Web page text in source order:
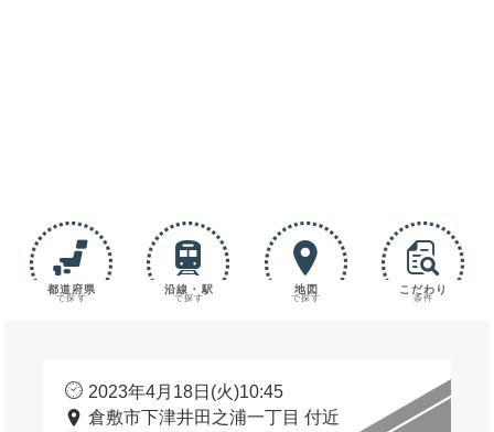
都道府県
で探す
沿線・駅
で探す
地図
で探す
こだわり
条件
2023年4月18日(火)10:45
倉敷市下津井田之浦一丁目 付近